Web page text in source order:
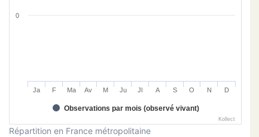
Observations par mois (observé vivant)
Ja F Ma Av M Ju Jl A S O N D
0
Kollect
Répartition en France métropolitaine